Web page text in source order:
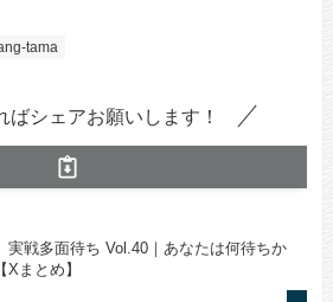
tama
ばシェアお願いします！
実戦多面待ち Vol.40｜あなたは何待ちか
まとめ】